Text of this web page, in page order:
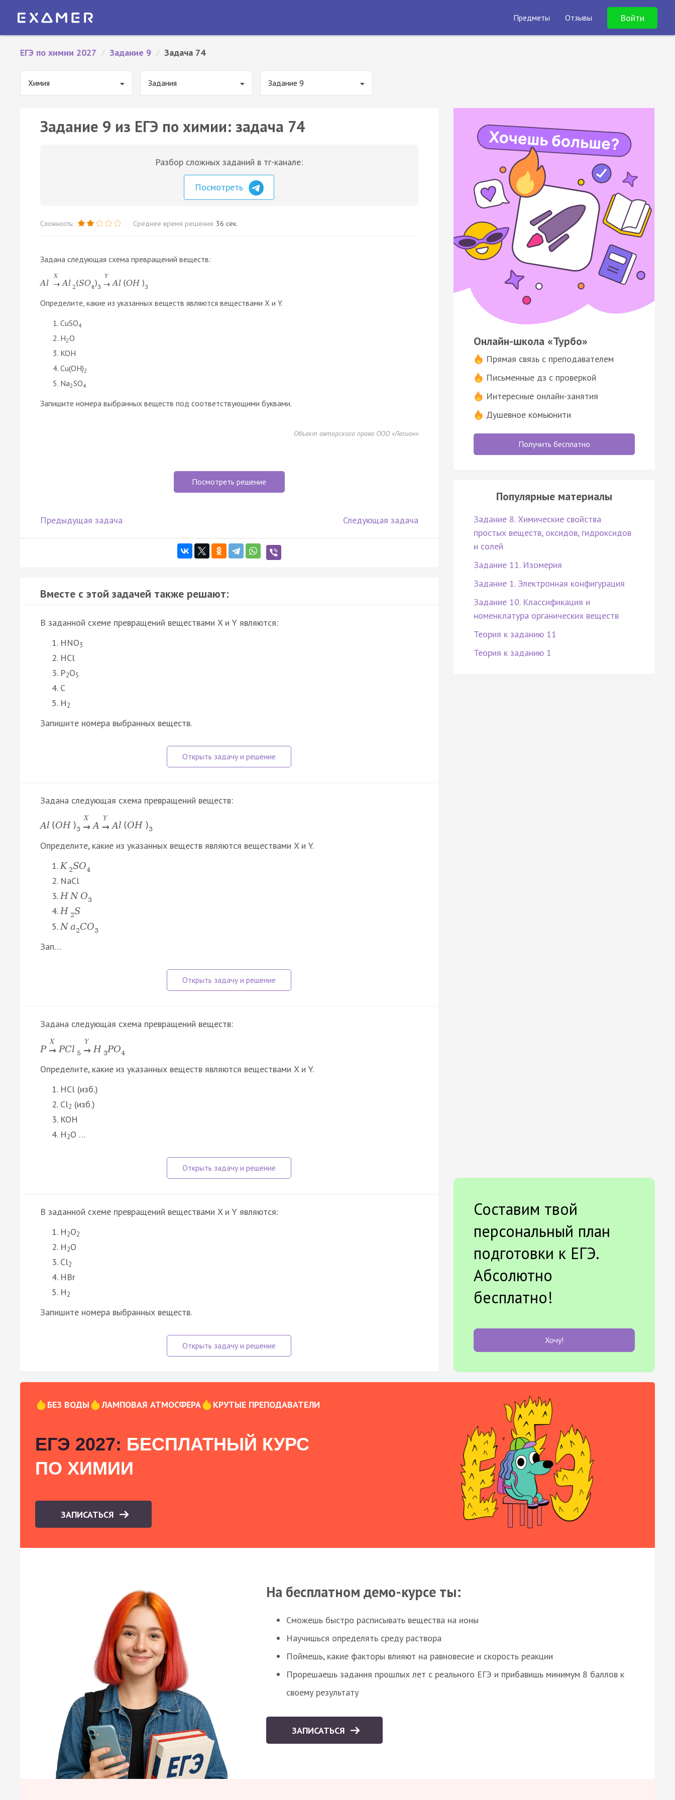
Предметы Отзывы Войти
ЕГЭ по химии 2027 / Задание 9 / Задача 74
Химия Задания Задание 9
Задание 9 из ЕГЭ по химии: задача 74
Разбор сложных заданий в тг-канале:
Посмотреть
Сложность: Среднее время решения: 36 сек.
Задана следующая схема превращений веществ:
Al
X
→ Al 2(SO4)3
Y
→ Al (OH )3
Определите, какие из указанных веществ являются веществами X и Y.
CuSO4
H2O
KOH
Cu(OH)2
Na2SO4
Запишите номера выбранных веществ под соответствующими буквами.
Объект авторского права ООО «Легион»
Посмотреть решение
Предыдущая задача Следующая задача
Вместе с этой задачей также решают:
В заданной схеме превращений веществами X и Y являются:
HNO3
HCl
P2O5
C
H2
Запишите номера выбранных веществ.
Задана следующая схема превращений веществ:
Al (OH )3
X
→ A
Y
→ Al (OH )3
Определите, какие из указанных веществ являются веществами X и Y.
K 2SO4
NaCl
H N O3
H 2S
Na2CO3
Зап…
Задана следующая схема превращений веществ:
P
X
→ PCl 5
Y
→ H 3PO4
Определите, какие из указанных веществ являются веществами X и Y.
HCl (изб.)
Cl2 (изб.)
KOH
H2O …
В заданной схеме превращений веществами X и Y являются:
H2O2
H2O
Cl2
HBr
H2
Запишите номера выбранных веществ.
Онлайн-школа «Турбо»
Прямая связь с преподавателем
Письменные дз с проверкой
Интересные онлайн-занятия
Душевное комьюнити
Получить бесплатно
Популярные материалы
Задание 8. Химические свойства
простых веществ, оксидов, гидроксидов
и солей
Задание 11. Изомерия
Задание 1. Электронная конфигурация
Задание 10. Классификация и
номенклатура органических веществ
Теория к заданию 11
Теория к заданию 1
Составим твой
персональный план
подготовки к ЕГЭ.
Абсолютно
бесплатно!
Хочу!
БЕЗ ВОДЫ ЛАМПОВАЯ АТМОСФЕРА КРУТЫЕ ПРЕПОДАВАТЕЛИ
ЕГЭ 2027: БЕСПЛАТНЫЙ КУРС
ПО ХИМИИ
ЗАПИСАТЬСЯ
На бесплатном демо-курсе ты:
Сможешь быстро расписывать вещества на ионы
Научишься определять среду раствора
Поймешь, какие факторы влияют на равновесие и скорость реакции
Прорешаешь задания прошлых лет с реального ЕГЭ и прибавишь минимум 8 баллов к
своему результату
ЗАПИСАТЬСЯ